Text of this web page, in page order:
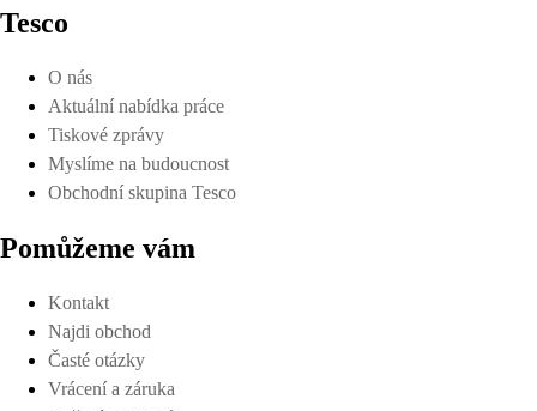
Tesco
O nás
Aktuální nabídka práce
Tiskové zprávy
Myslíme na budoucnost
Obchodní skupina Tesco
Pomůžeme vám
Kontakt
Najdi obchod
Časté otázky
Vrácení a záruka